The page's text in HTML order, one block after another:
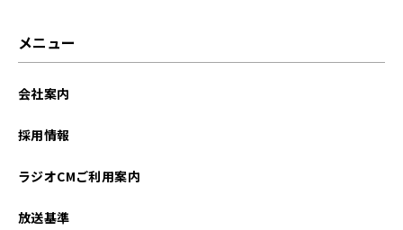
メニュー
会社案内
採用情報
ラジオCMご利用案内
放送基準